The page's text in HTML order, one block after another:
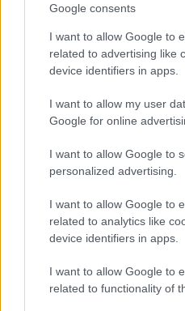
Google consents
I want to allow Google to
related to advertising like
device identifiers in apps.
I want to allow my user
Google for online
I want to allow Google to
personalized advertising.
I want to allow Google to
related to analytics like
device identifiers in apps.
I want to allow Google to
related to functionality of
Το αμερικανικό
μετέδωσε την Τρίτη
συνεργάζεται με τις
να υποδαυλίσουν μια
εναντίον του
Σύμφωναμε το NBC
Κούρδους ηγέτες του
βορειοδυτικού Ιράν
εξοπλίσουν
στην Τεχεράνη.
Φρουροί της
στρατός του Ιράν,